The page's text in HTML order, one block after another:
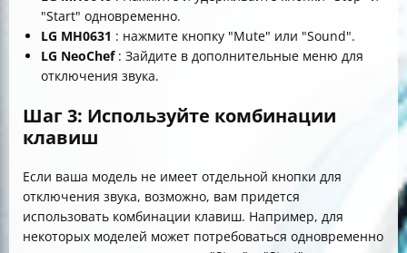
"Start" одновременно.
LG MH0631 : нажмите кнопку "Mute" или "Sound".
LG NeoChef: Зайдите в дополнительные меню для
отключения звука.
Шаг 3: Используйте комбинации
клавиш
Если ваша модель не имеет отдельной кнопки для
отключения звука, возможно, вам придется
использовать комбинации клавиш. Например, для
некоторых моделей может потребоваться одновременно